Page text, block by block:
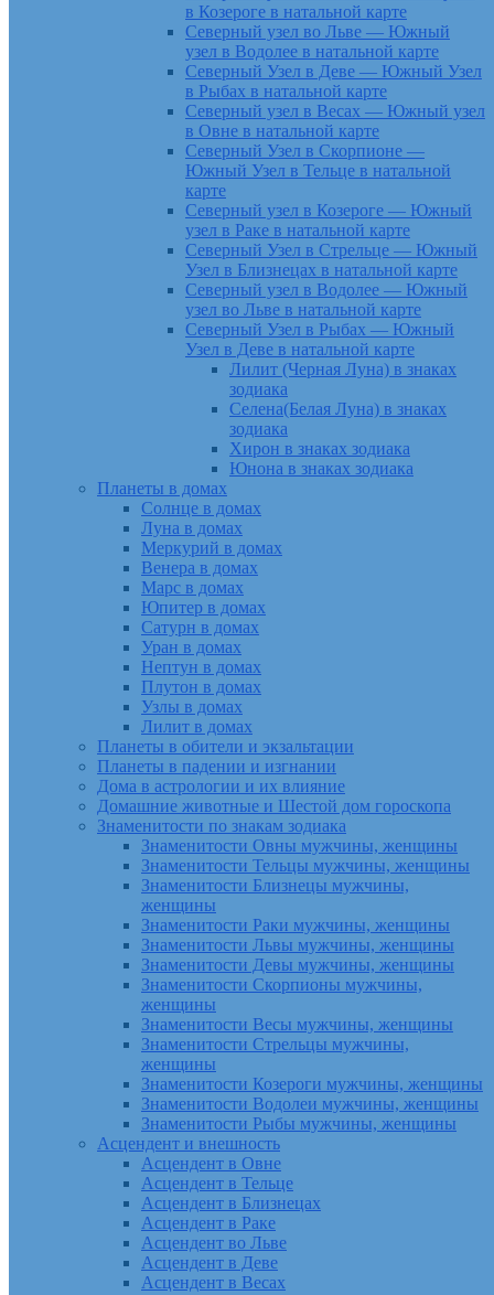
в Козероге в натальной карте
Северный узел во Льве — Южный
узел в Водолее в натальной карте
Северный Узел в Деве — Южный Узел
в Рыбах в натальной карте
Северный узел в Весах — Южный узел
в Овне в натальной карте
Северный Узел в Скорпионе —
Южный Узел в Тельце в натальной
карте
Северный узел в Козероге — Южный
узел в Раке в натальной карте
Северный Узел в Стрельце — Южный
Узел в Близнецах в натальной карте
Северный узел в Водолее — Южный
узел во Льве в натальной карте
Северный Узел в Рыбах — Южный
Узел в Деве в натальной карте
Лилит (Черная Луна) в знаках
зодиака
Селена(Белая Луна) в знаках
зодиака
Хирон в знаках зодиака
Юнона в знаках зодиака
Планеты в домах
Солнце в домах
Луна в домах
Меркурий в домах
Венера в домах
Марс в домах
Юпитер в домах
Сатурн в домах
Уран в домах
Нептун в домах
Плутон в домах
Узлы в домах
Лилит в домах
Планеты в обители и экзальтации
Планеты в падении и изгнании
Дома в астрологии и их влияние
Домашние животные и Шестой дом гороскопа
Знаменитости по знакам зодиака
Знаменитости Овны мужчины, женщины
Знаменитости Тельцы мужчины, женщины
Знаменитости Близнецы мужчины,
женщины
Знаменитости Раки мужчины, женщины
Знаменитости Львы мужчины, женщины
Знаменитости Девы мужчины, женщины
Знаменитости Скорпионы мужчины,
женщины
Знаменитости Весы мужчины, женщины
Знаменитости Стрельцы мужчины,
женщины
Знаменитости Козероги мужчины, женщины
Знаменитости Водолеи мужчины, женщины
Знаменитости Рыбы мужчины, женщины
Асцендент и внешность
Асцендент в Овне
Асцендент в Тельце
Асцендент в Близнецах
Асцендент в Раке
Асцендент во Льве
Асцендент в Деве
Асцендент в Весах